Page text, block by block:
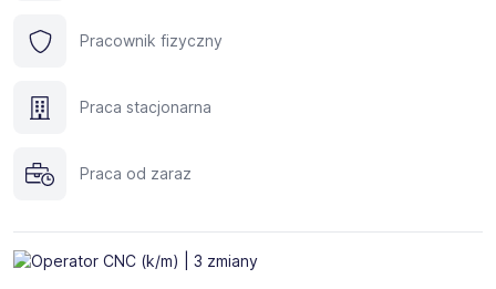
Pracownik fizyczny
Praca stacjonarna
Praca od zaraz